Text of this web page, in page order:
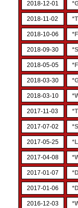
2018-12-01
2018-11-02
2018-10-06
2018-09-30
2018-05-05
2018-03-30
2018-03-10
2017-11-03
2017-07-02
2017-05-25
2017-04-08
2017-01-07
2017-01-06
2016-12-03